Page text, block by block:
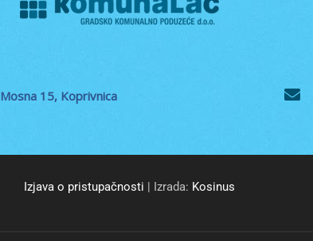
Mosna 15, Koprivnica
Izjava o pristupačnosti | Izrada: Kosinus